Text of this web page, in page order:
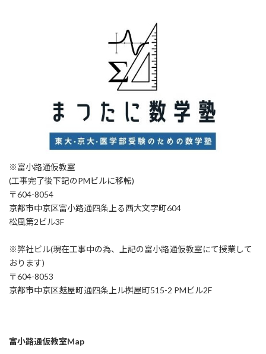
※富小路通仮教室
(工事完了後下記のPMビルに移転)
〒604-8054
京都市中京区富小路通四条上る西大文字町604
松風第2ビル3F
※弊社ビル(現在工事中の為、上記の富小路通仮教室にて授業して
おります)
〒604-8053
京都市中京区麩屋町通四条上ル桝屋町515-2 PMビル2F
富小路通仮教室Map